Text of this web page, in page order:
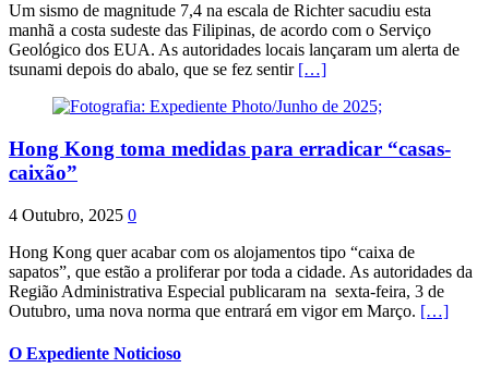
Um sismo de magnitude 7,4 na escala de Richter sacudiu esta
manhã a costa sudeste das Filipinas, de acordo com o Serviço
Geológico dos EUA. As autoridades locais lançaram um alerta de
tsunami depois do abalo, que se fez sentir […]
Hong Kong toma medidas para erradicar “casas-
caixão”
4 Outubro, 2025 0
Hong Kong quer acabar com os alojamentos tipo “caixa de
sapatos”, que estão a proliferar por toda a cidade. As autoridades da
Região Administrativa Especial publicaram na sexta-feira, 3 de
Outubro, uma nova norma que entrará em vigor em Março. […]
O Expediente Noticioso